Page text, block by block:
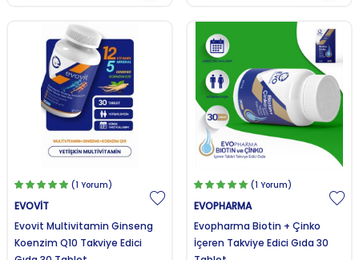
(1 Yorum)
EVOVİT
Evovit Multivitamin Ginseng
Koenzim Q10 Takviye Edici
(1 Yorum)
EVOPHARMA
Evopharma Biotin + Çinko
İçeren Takviye Edici Gıda 30